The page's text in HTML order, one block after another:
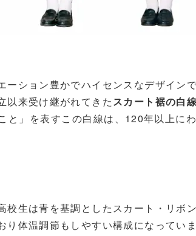
ション豊かでハイセンスなデザイン
以来受け継がれてきたスカート裾の白線
と」を表すこの白線は、120年以上に
生は青を基調としたスカート・リボ
体温調節もしやすい構成になってい